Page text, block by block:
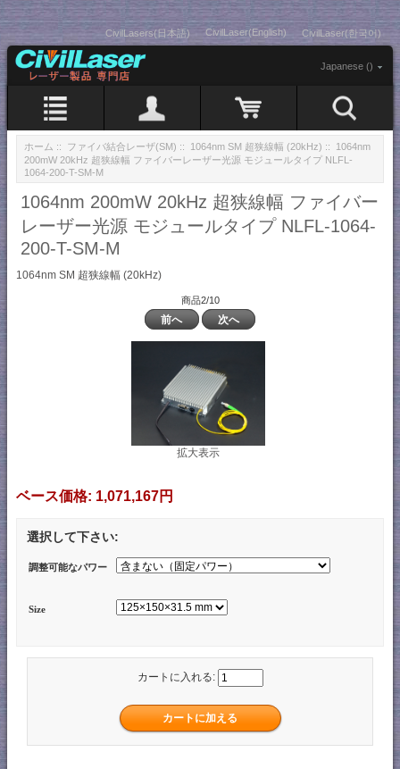
CivilLasers(日本語) CivilLaser(English) CivilLaser(한국어)
Japanese ()
ホーム :: ファイバ結合レーザ(SM) :: 1064nm SM 超狭線幅 (20kHz) :: 1064nm
200mW 20kHz 超狭線幅 ファイバーレーザー光源 モジュールタイプ NLFL-
1064-200-T-SM-M
1064nm 200mW 20kHz 超狭線幅 ファイバー
レーザー光源 モジュールタイプ NLFL-1064-
200-T-SM-M
1064nm SM 超狭線幅 (20kHz)
商品2/10
前へ 次へ
拡大表示
ベース価格: 1,071,167円
選択して下さい:
調整可能なパワー
Size
カートに入れる: